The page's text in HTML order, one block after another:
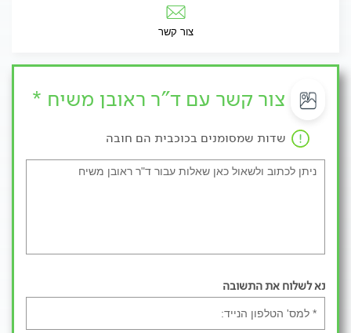
צור קשר
צור קשר עם ד"ר ראובן משיח *
שדות שמסומנים בכוכבית הם חובה
נא לשלוח את התשובה